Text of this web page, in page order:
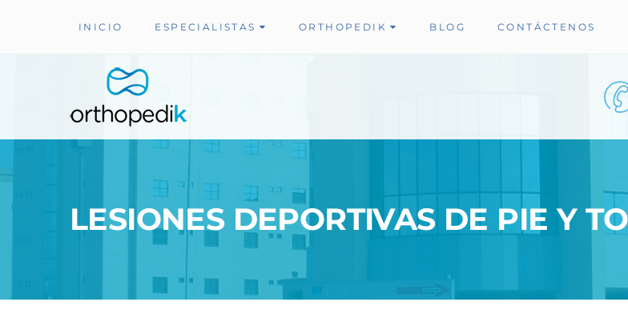
INICIO ESPECIALISTAS ORTHOPEDIK BLOG CONTÁCTENOS
LESIONES DEPORTIVAS DE PIE Y